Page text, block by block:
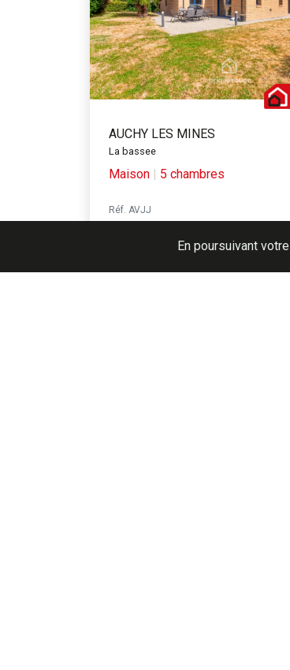
En poursuivant
AUCHY LES MINES
La bassee
Maison | 5 chambres
Réf. AVJJ